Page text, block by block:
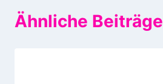
Ähnliche Beiträge